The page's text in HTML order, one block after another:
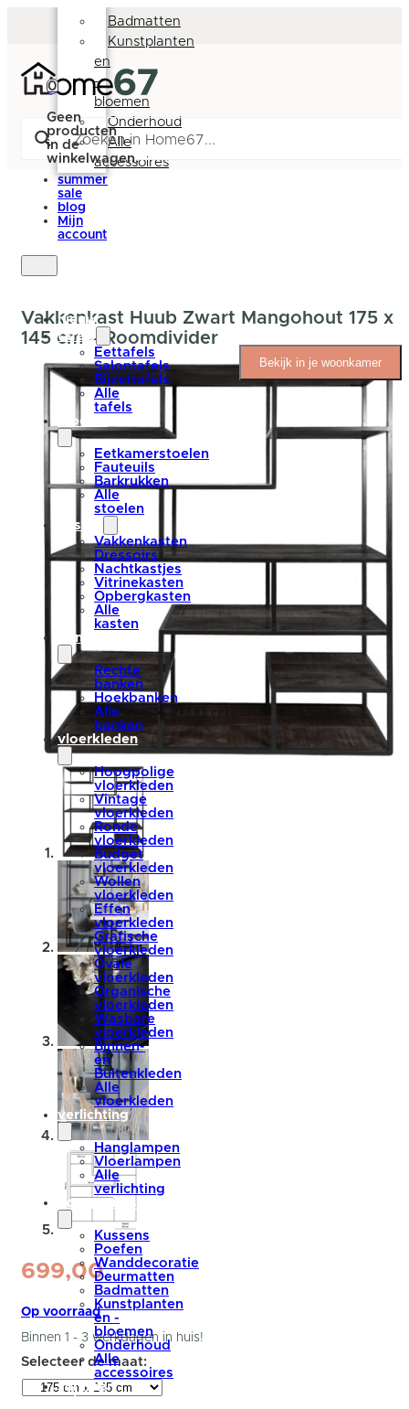
0
Geen
producten
in de
winkelwagen.
Badmatten
Kunstplanten
en
-
bloemen
Onderhoud
Alle
accessoires
summer
sale
blog
Mijn
account
nieuw
tafels
Eettafels
Salontafels
Bijzettafels
Alle
tafels
stoelen
Eetkamerstoelen
Fauteuils
Barkrukken
Alle
stoelen
kasten
Vakkenkasten
Dressoirs
Nachtkastjes
Vitrinekasten
Opbergkasten
Alle
kasten
banken
Rechte
banken
Hoekbanken
Alle
banken
vloerkleden
Hoogpolige
vloerkleden
Vintage
vloerkleden
Ronde
vloerkleden
Budget
vloerkleden
Wollen
vloerkleden
Effen
vloerkleden
Grafische
vloerkleden
Ovale
vloerkleden
Organische
vloerkleden
Wasbare
vloerkleden
Binnen-
en
Buitenkleden
Alle
vloerkleden
verlichting
Hanglampen
Vloerlampen
Alle
verlichting
accessoires
Kussens
Poefen
Wanddecoratie
Deurmatten
Badmatten
Kunstplanten
en -
bloemen
Onderhoud
Alle
accessoires
summer
sale
Vakkenkast Huub Zwart Mangohout 175 x
145 cm – Roomdivider
Bekijk in je woonkamer
699,00
Op voorraad
Binnen 1 - 3 werkdagen in huis!